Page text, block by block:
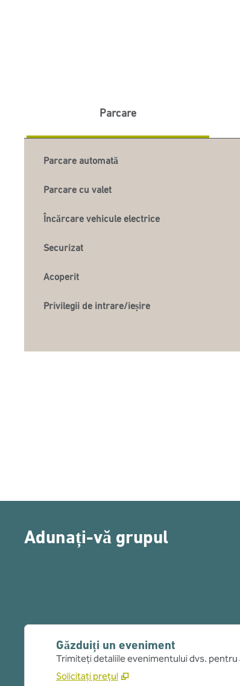
Parcare
Parcare automată
Parcare cu valet
Încărcare vehicule electrice
Securizat
Acoperit
Privilegii de intrare/ieșire
Adunați-vă grupul
Găzduiți un eveniment
Trimiteți detaliile evenimentului dvs. pentru
Solicitați prețul